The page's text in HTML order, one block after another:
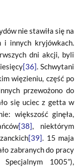
nie stawiła się na
innych kryjówkach.
dni akcji, byli
[36]. Schwytani
więzieniu, część po
przewożono do
się uciec z getta w
większość ginęła,
[38], niektórym
[39]. 15 maja
zabranych do pracy
1005”),